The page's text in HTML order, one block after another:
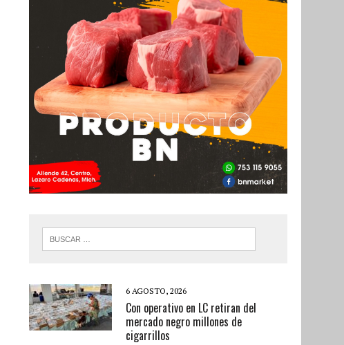
6 AGOSTO, 2026
Con operativo en LC retiran del
mercado negro millones de
cigarrillos